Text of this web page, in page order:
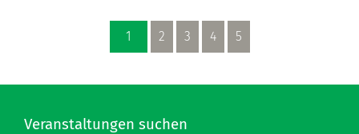
1 2 3 4 5
Veranstaltungen suchen